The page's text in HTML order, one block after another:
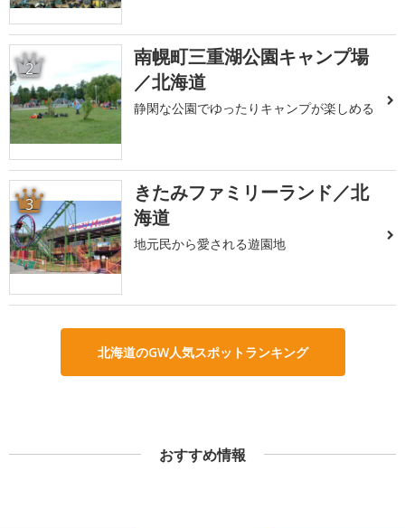
2
南幌町三重湖公園キャンプ場
／北海道
静閑な公園でゆったりキャンプが楽しめる
3
きたみファミリーランド／北
海道
地元民から愛される遊園地
北海道のGW人気スポットランキング
おすすめ情報